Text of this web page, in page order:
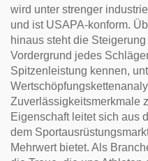
wird unter strenger
und ist USAPA-konform.
hinaus steht die
Vordergrund jedes
Spitzenleistung kennen,
Zuverlässigkeitsmerkmale
Eigenschaft leitet sich aus
dem
Mehrwert bietet. Als